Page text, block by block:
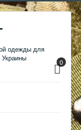
одежды для
Украины
0